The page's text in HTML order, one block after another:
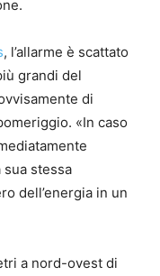
, l’allarme è scattato
grandi del
di
«In caso
stessa
dell’energia in un
a nord-ovest di